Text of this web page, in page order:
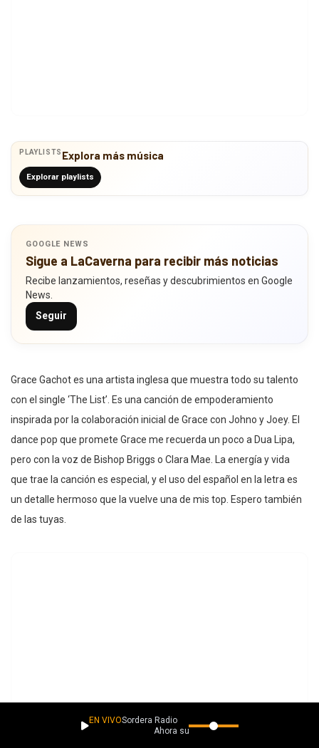
PLAYLISTS Explora más música
Explorar playlists
GOOGLE NEWS
Sigue a LaCaverna para recibir más noticias
Recibe lanzamientos, reseñas y descubrimientos en Google
News.
Seguir
Grace Gachot es una artista inglesa que muestra todo su talento
con el single ‘The List’. Es una canción de empoderamiento
inspirada por la colaboración inicial de Grace con Johno y Joey. El
dance pop que promete Grace me recuerda un poco a Dua Lipa,
pero con la voz de Bishop Briggs o Clara Mae. La energía y vida
que trae la canción es especial, y el uso del español en la letra es
un detalle hermoso que la vuelve una de mis top. Espero también
de las tuyas.
EN VIVOSordera Radio
Ahora suena